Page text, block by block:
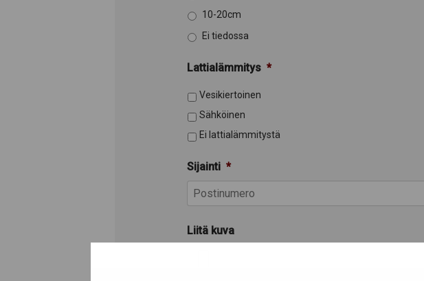
10-20cm
Ei tiedossa
Lattialämmitys *
Vesikiertoinen
Sähköinen
Ei lattialämmitystä
Sijainti *
Liitä kuva